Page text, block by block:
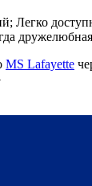
Легко
MS Lafayette